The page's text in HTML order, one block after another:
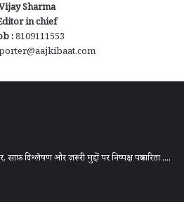
Sharma
in chief
:8109111553
विश्लेषण और ज़रूरी मुद्दों पर निष्पक्ष पत्रकारिता ....